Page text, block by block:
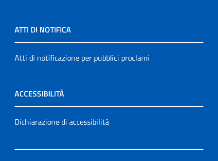
ATTI DI NOTIFICA
Atti di notificazione per pubblici proclami
ACCESSIBILITÀ
Dichiarazione di accessibilità